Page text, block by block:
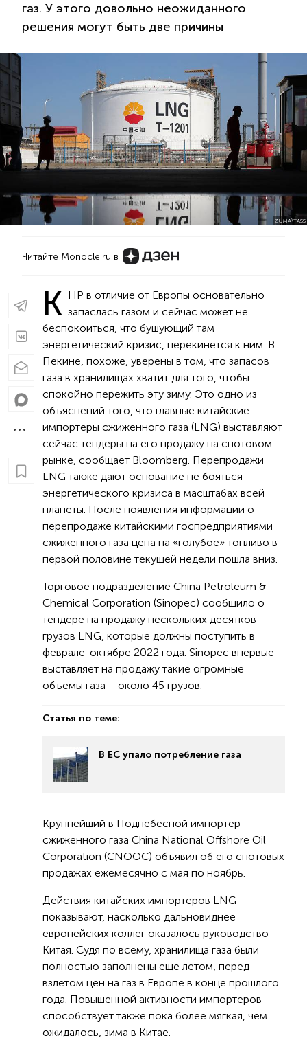
газ. У этого довольно неожиданного
решения могут быть две причины
ZUMA\TASS
Читайте Monocle.ru в
К НР в отличие от Европы основательно
запаслась газом и сейчас может не
беспокоиться, что бушующий там
энергетический кризис, перекинется к ним. В
Пекине, похоже, уверены в том, что запасов
газа в хранилищах хватит для того, чтобы
спокойно пережить эту зиму. Это одно из
объяснений того, что главные китайские
импортеры сжиженного газа (LNG) выставляют
сейчас тендеры на его продажу на спотовом
рынке, сообщает Bloomberg. Перепродажи
LNG также дают основание не бояться
энергетического кризиса в масштабах всей
планеты. После появления информации о
перепродаже китайскими госпредприятиями
сжиженного газа цена на «голубое» топливо в
первой половине текущей недели пошла вниз.
Торговое подразделение China Petroleum &
Chemical Corporation (Sinopec) сообщило о
тендере на продажу нескольких десятков
грузов LNG, которые должны поступить в
феврале-октябре 2022 года. Sinopec впервые
выставляет на продажу такие огромные
объемы газа – около 45 грузов.
Статья по теме:
В ЕС упало потребление газа
Крупнейший в Поднебесной импортер
сжиженного газа China National Offshore Oil
Corporation (CNOOC) объявил об его спотовых
продажах ежемесячно с мая по ноябрь.
Действия китайских импортеров LNG
показывают, насколько дальновиднее
европейских коллег оказалось руководство
Китая. Судя по всему, хранилища газа были
полностью заполнены еще летом, перед
взлетом цен на газ в Европе в конце прошлого
года. Повышенной активности импортеров
способствует также пока более мягкая, чем
ожидалось, зима в Китае.